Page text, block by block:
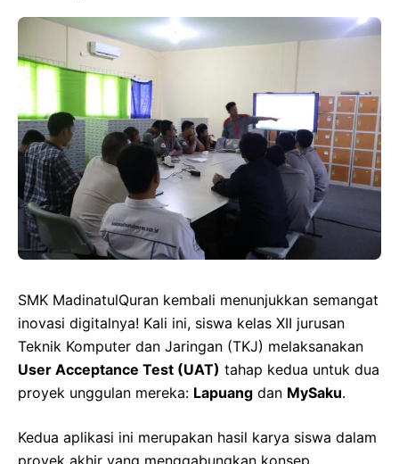
SMK MadinatulQuran kembali menunjukkan semangat
inovasi digitalnya! Kali ini, siswa kelas XII jurusan
Teknik Komputer dan Jaringan (TKJ) melaksanakan
User Acceptance Test (UAT) tahap kedua untuk dua
proyek unggulan mereka: Lapuang dan MySaku.
Kedua aplikasi ini merupakan hasil karya siswa dalam
proyek akhir yang menggabungkan konsep